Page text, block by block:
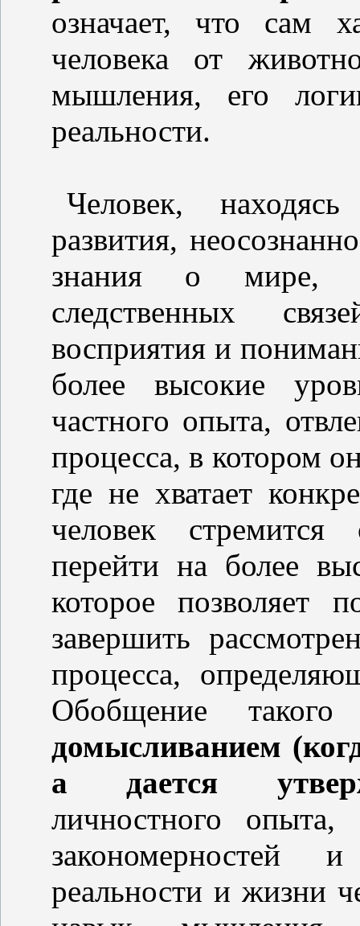
означает, что сам
человека от
мышления, его
реальности.
Человек,
развития,
знания о мире,
следственных
восприятия и
более высокие
частного опыта,
процесса, в котором
где не хватает
человек
перейти на более
которое позволяет
завершить
процесса,
Обобщение такого
домысливанием
а дается
личностного
закономерностей
реальности и жизни